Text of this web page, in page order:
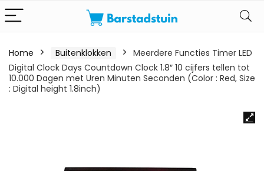
Home Buitenklokken
Meerdere Functies Timer LED
Digital Clock Days Countdown Clock 1.8″ 10 cijfers tellen tot
10.000 Dagen met Uren Minuten Seconden (Color : Red, Size
: Digital height 1.8inch)